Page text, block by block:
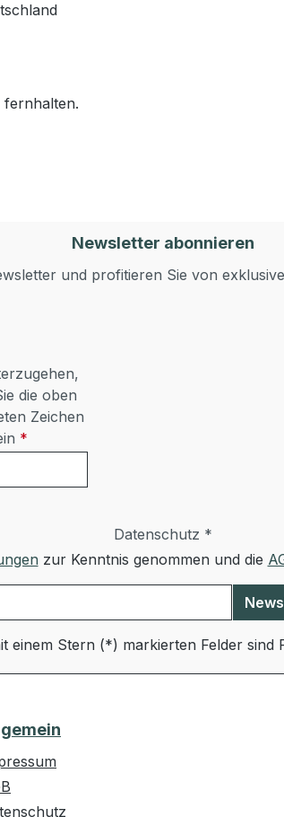
fernhalten.
Newsletter abonnieren
und profitieren Sie von
die oben
Zeichen
*
Datenschutz *
zur Kenntnis genommen und die
einem Stern (*) markierten Felder sind